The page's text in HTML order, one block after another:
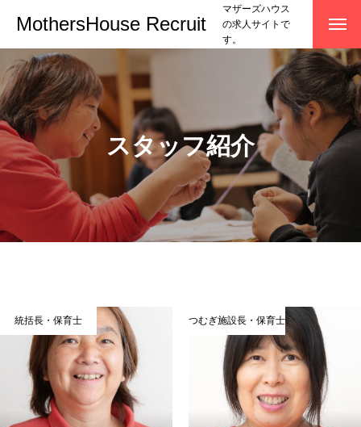
MothersHouse Recruit
マザーズハウス
の求人サイトで
す。
スタッフ紹介
統括長・保育士 つむぎ施設長・保育士